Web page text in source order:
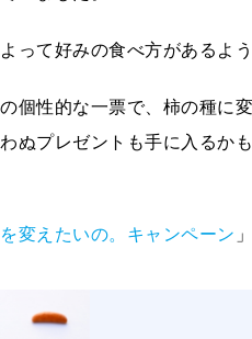
って好みの食べ方があるよ
個性的な一票で、柿の種に
ぬプレゼントも手に入るか
変えたいの。キャンペーン